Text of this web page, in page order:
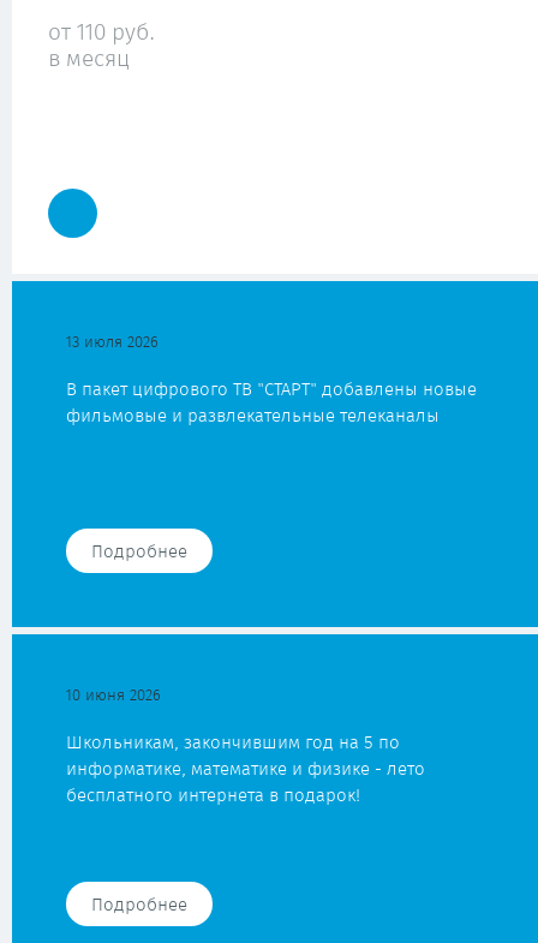
13 июля 2026
В пакет цифрового ТВ "СТАРТ" добавлены новые
фильмовые и развлекательные телеканалы
Подробнее
10 июня 2026
Школьникам, закончившим год на 5 по
информатике, математике и физике - лето
бесплатного интернета в подарок!
Подробнее
от 110 руб.
в месяц